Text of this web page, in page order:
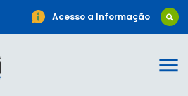
Acesso a Informação